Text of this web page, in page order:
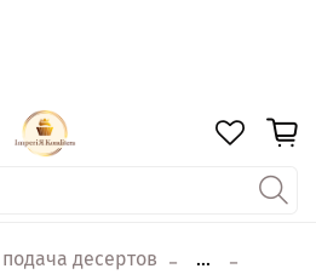
десертов
...